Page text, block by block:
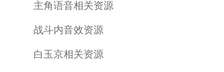
主角语音相关资源
战斗内音效资源
白玉京相关资源